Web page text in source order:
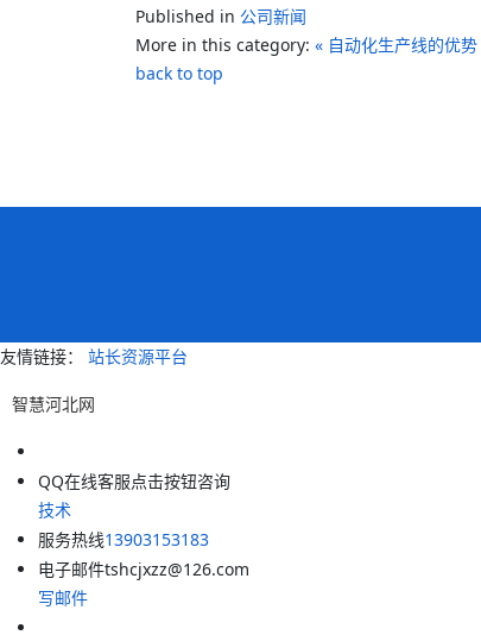
Published in 公司新闻
More in this category: « 自动化生产线的优势
back to top
友情链接： 站长资源平台
智慧河北网
QQ在线客服点击按钮咨询
技术
服务热线13903153183
电子邮件tshcjxzz@126.com
写邮件